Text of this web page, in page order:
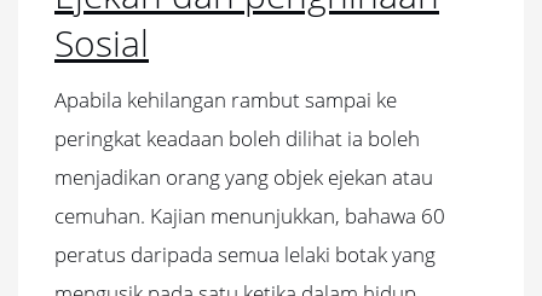
Sosial
Apabila kehilangan rambut sampai ke
peringkat keadaan boleh dilihat ia boleh
menjadikan orang yang objek ejekan atau
cemuhan. Kajian menunjukkan, bahawa 60
peratus daripada semua lelaki botak yang